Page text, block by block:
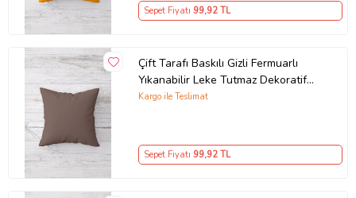
Sepet Fiyatı 99,92 TL
Çift Tarafı Baskılı Gizli Fermuarlı
Yıkanabilir Leke Tutmaz Dekoratif
Kırlent Kılıfı Yastık Kılıfı (KAHVE)
Kargo ile Teslimat
Sepet Fiyatı 99,92 TL